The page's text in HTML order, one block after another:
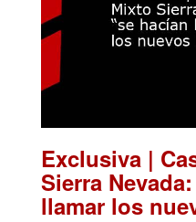
Exclusiva |
Sierra
llamar los